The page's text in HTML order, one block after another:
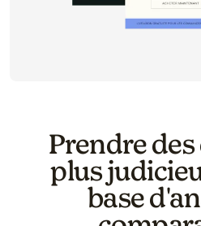
Prendre
plus
base